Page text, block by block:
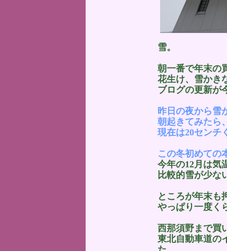
雪。
朝一番で年末の
花生け、雪かき
ブログの更新が
昨日の夜から雪
朝起きてみたら
現在は20センチ
この冬初めての
今年の12月は気
比較的雪が少な
ところが年末も
やっぱり一度く
西那須野まで買
東北自動車道の